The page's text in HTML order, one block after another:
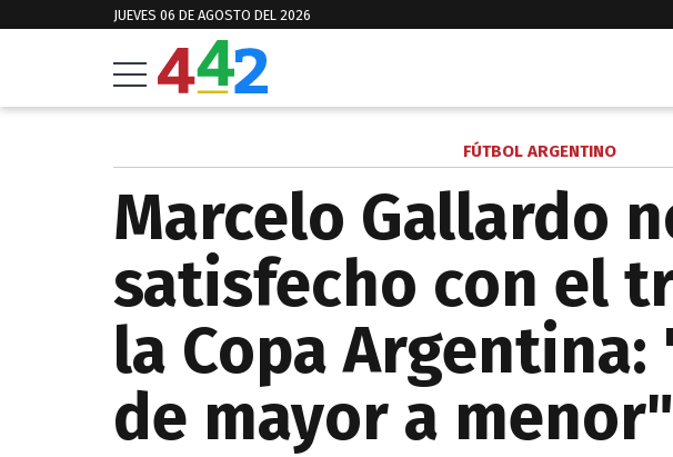
JUEVES 06 DE AGOSTO DEL 2026
FÚTBOL ARGENTINO
Marcelo Gallardo
satisfecho con el
la Copa Argentina:
de mayor a menor"